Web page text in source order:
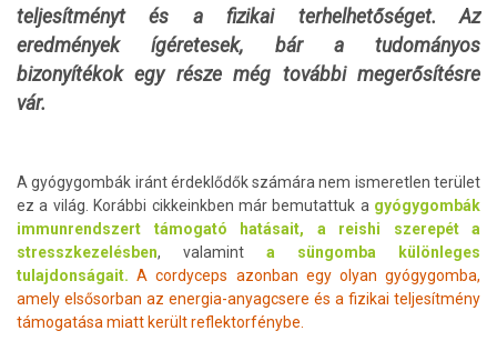
teljesítményt és a fizikai terhelhetőséget. Az
eredmények ígéretesek, bár a tudományos
bizonyítékok egy része még további megerősítésre
vár.
A gyógygombák iránt érdeklődők számára nem ismeretlen terület
ez a világ. Korábbi cikkeinkben már bemutattuk a gyógygombák
immunrendszert támogató hatásait,
a reishi szerepét a
stresszkezelésben, valamint a süngomba különleges
tulajdonságait. A cordyceps azonban egy olyan gyógygomba,
amely elsősorban az energia-anyagcsere és a fizikai teljesítmény
támogatása miatt került reflektorfénybe.